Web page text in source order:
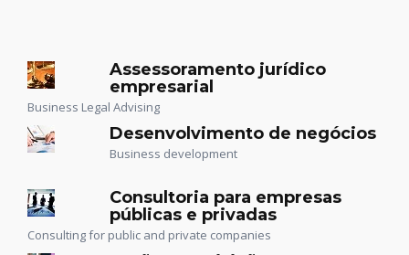
Assessoramento jurídico
empresarial
Business Legal Advising
Desenvolvimento de negócios
Business development
Consultoria para empresas
públicas e privadas
Consulting for public and private companies